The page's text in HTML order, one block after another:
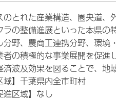
のとれた産業構造、圏央道、
ラの整備進展といった本県の
分野、農商工連携分野、環境
者の積極的な事業展開を促
済波及効果を図ることで、地
域】千葉県内全市町村
進区域】なし